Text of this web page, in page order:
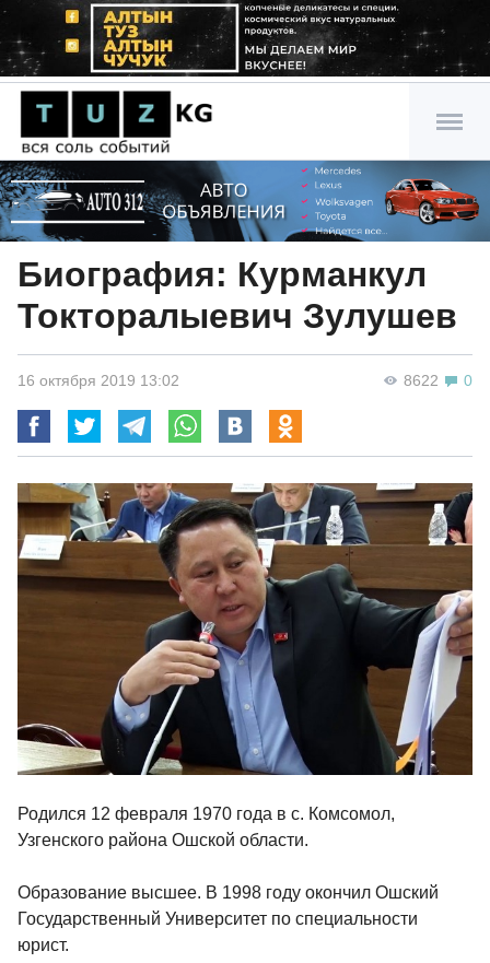
Биография: Курманкул
Токторалыевич Зулушев
8622 0
16 октября 2019 13:02
Родился 12 февраля 1970 года в с. Комсомол,
Узгенского района Ошской области.
Образование высшее. В 1998 году окончил Ошский
Государственный Университет по специальности
юрист.